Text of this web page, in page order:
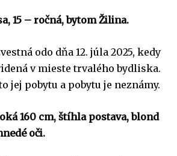
15 – ročná, bytom Žilina.
odo dňa 12. júla 2025, kedy
v mieste trvalého bydliska.
jej pobytu a pobytu je neznámy.
160 cm, štíhla postava, blond
oči.